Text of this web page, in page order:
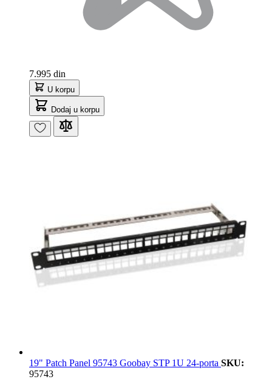
7.995 din
U korpu
Dodaj u korpu
19" Patch Panel 95743 Goobay STP 1U 24-porta SKU:
95743